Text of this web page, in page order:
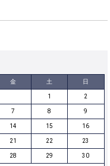
金 土 日
1 2
7 8 9
14 15 16
21 22 23
28 29 30